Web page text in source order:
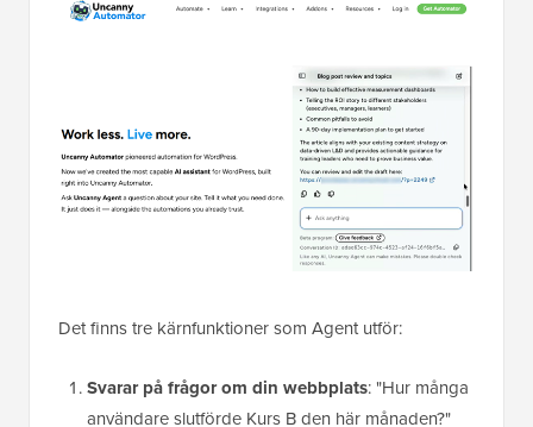
Det finns tre kärnfunktioner som Agent utför:
Svarar på frågor om din webbplats: "Hur många
användare slutförde Kurs B den här månaden?"